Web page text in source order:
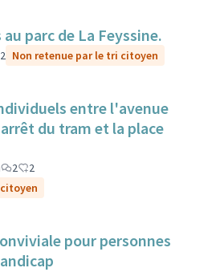
parc de La Feyssine.
2 Non retenue par le tri citoyen
entre l'avenue
du tram et la place
2
2
pour personnes